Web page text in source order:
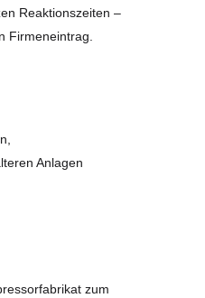
Reaktionszeiten –
Firmeneintrag.
Anlagen
zum